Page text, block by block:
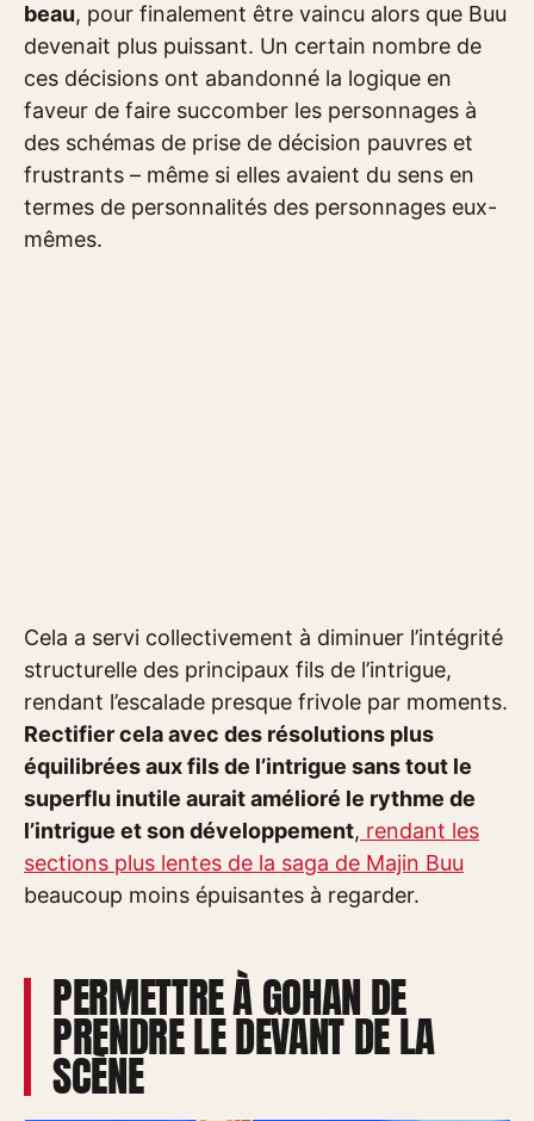
beau, pour finalement être vaincu alors que Buu
devenait plus puissant. Un certain nombre de
ces décisions ont abandonné la logique en
faveur de faire succomber les personnages à
des schémas de prise de décision pauvres et
frustrants – même si elles avaient du sens en
termes de personnalités des personnages eux-
mêmes.
Cela a servi collectivement à diminuer l’intégrité
structurelle des principaux fils de l’intrigue,
rendant l’escalade presque frivole par moments.
Rectifier cela avec des résolutions plus
équilibrées aux fils de l’intrigue sans tout le
superflu inutile aurait amélioré le rythme de
l’intrigue et son développement, rendant les
sections plus lentes de la saga de Majin Buu
beaucoup moins épuisantes à regarder.
PERMETTRE À GOHAN DE
PRENDRE LE DEVANT DE LA
SCÈNE